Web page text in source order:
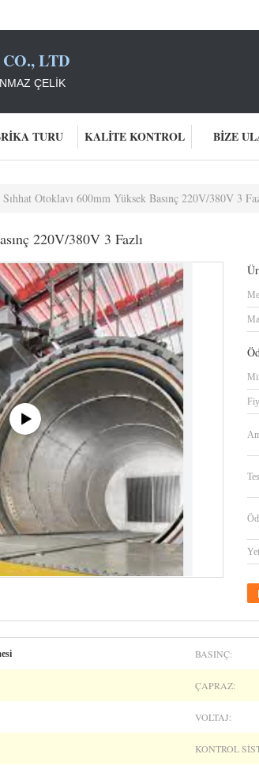
LTD
ÇELIK
TURU KALITE KONTROL BIZE
Otoklavı 600mm Yüksek Basınç 220V/380V 3
220V/380V 3 Fazlı
BASINÇ:
ÇAPRAZ:
VOLTAJ:
KONTROL